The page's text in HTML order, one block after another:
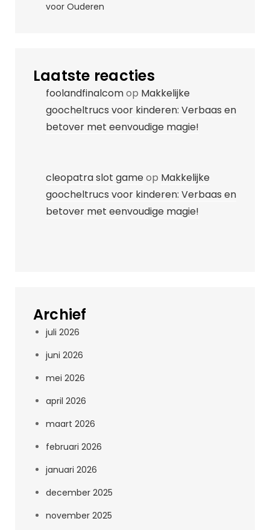
voor Ouderen
Laatste reacties
foolandfinalcomop Makkelijke
goocheltrucs voor kinderen: Verbaas en
betover met eenvoudige magie!
cleopatra slot gameop Makkelijke
goocheltrucs voor kinderen: Verbaas en
betover met eenvoudige magie!
Archief
juli 2026
juni 2026
mei 2026
april 2026
maart 2026
februari 2026
januari 2026
december 2025
november 2025